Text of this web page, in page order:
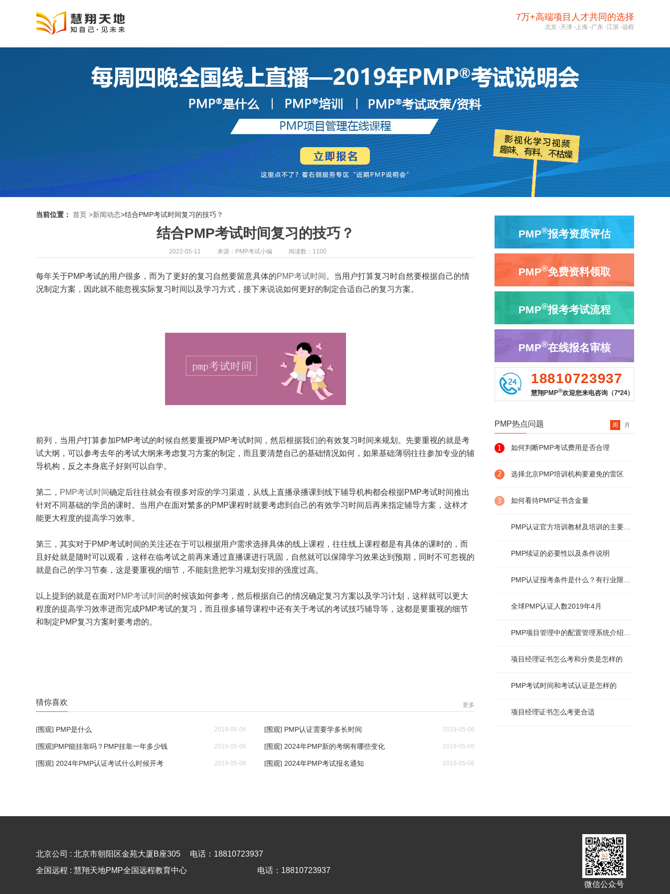
7万+高端项目人才共同的选择
北京 -天津 - 上海 -广东 -江浙 -远程
当前位置： 首页 >新闻动态>结合PMP考试时间复习的技巧？
结合PMP考试时间复习的技巧？
2022-05-11 来源：PMP考试小编 阅读数：1100
每年关于PMP考试的用户很多，而为了更好的复习自然要留意具体的PMP考试时间 。当用户打算复习时自然要根据自己的情
况制定方案，因此就不能忽视实际复习时间以及学习方式，接下来说说如何更好的制定合适自己的复习方案。
前列，当用户打算参加PMP考试的时候自然要重视PMP考试时间，然后根据我们的有效复习时间来规划。先要重视的就是考
试大纲，可以参考去年的考试大纲来考虑复习方案的制定，而且要清楚自己的基础情况如何，如果基础薄弱往往参加专业的辅
导机构，反之本身底子好则可以自学。
第二， PMP考试时间确定后往往就会有很多对应的学习渠道，从线上直播录播课到线下辅导机构都会根据PMP考试时间推出
针对不同基础的学员的课时。当用户在面对繁多的PMP课程时就要考虑到自己的有效学习时间后再来指定辅导方案，这样才
能更大程度的提高学习效率。
第三，其实对于PMP考试时间的关注还在于可以根据用户需求选择具体的线上课程，往往线上课程都是有具体的课时的，而
且好处就是随时可以观看，这样在临考试之前再来通过直播课进行巩固，自然就可以保障学习效果达到预期，同时不可忽视的
就是自己的学习节奏，这是要重视的细节，不能刻意把学习规划安排的强度过高。
以上提到的就是在面对PMP考试时间的时候该如何参考，然后根据自己的情况确定复习方案以及学习计划，这样就可以更大
程度的提高学习效率进而完成PMP考试的复习，而且很多辅导课程中还有关于考试的考试技巧辅导等，这都是要重视的细节
和制定PMP复习方案时要考虑的。
猜你喜欢 更多
[围观] PMP是什么 2019-05-06 [围观] PMP认证需要学多长时间 2019-05-06
[围观]PMP能挂靠吗？PMP挂靠一年多少钱 2019-05-06 [围观] 2024年PMP新的考纲有哪些变化 2019-05-06
[围观] 2024年PMP认证考试什么时候开考 2019-05-06 [围观] 2024年PMP考试报名通知 2019-05-06
PMP®报考资质评估
PMP®免费资料领取
PMP®报考考试流程
PMP®在线报名审核
18810723937
慧翔PMP®欢迎您来电咨询（7*24）
PMP热点问题 周 月
如何判断PMP考试费用是否合理
选择北京PMP培训机构要避免的雷区
如何看待PMP证书含金量
PMP续证的必要性以及条件说明
全球PMP认证人数2019年4月
项目经理证书怎么考和分类是怎样的
PMP考试时间和考试认证是怎样的
项目经理证书怎么考更合适
北京公司 : 北京市朝阳区金苑大厦B座305
电话：18810723937
全国远程 : 慧翔天地PMP全国远程教育中心
电话：18810723937
微信公众号